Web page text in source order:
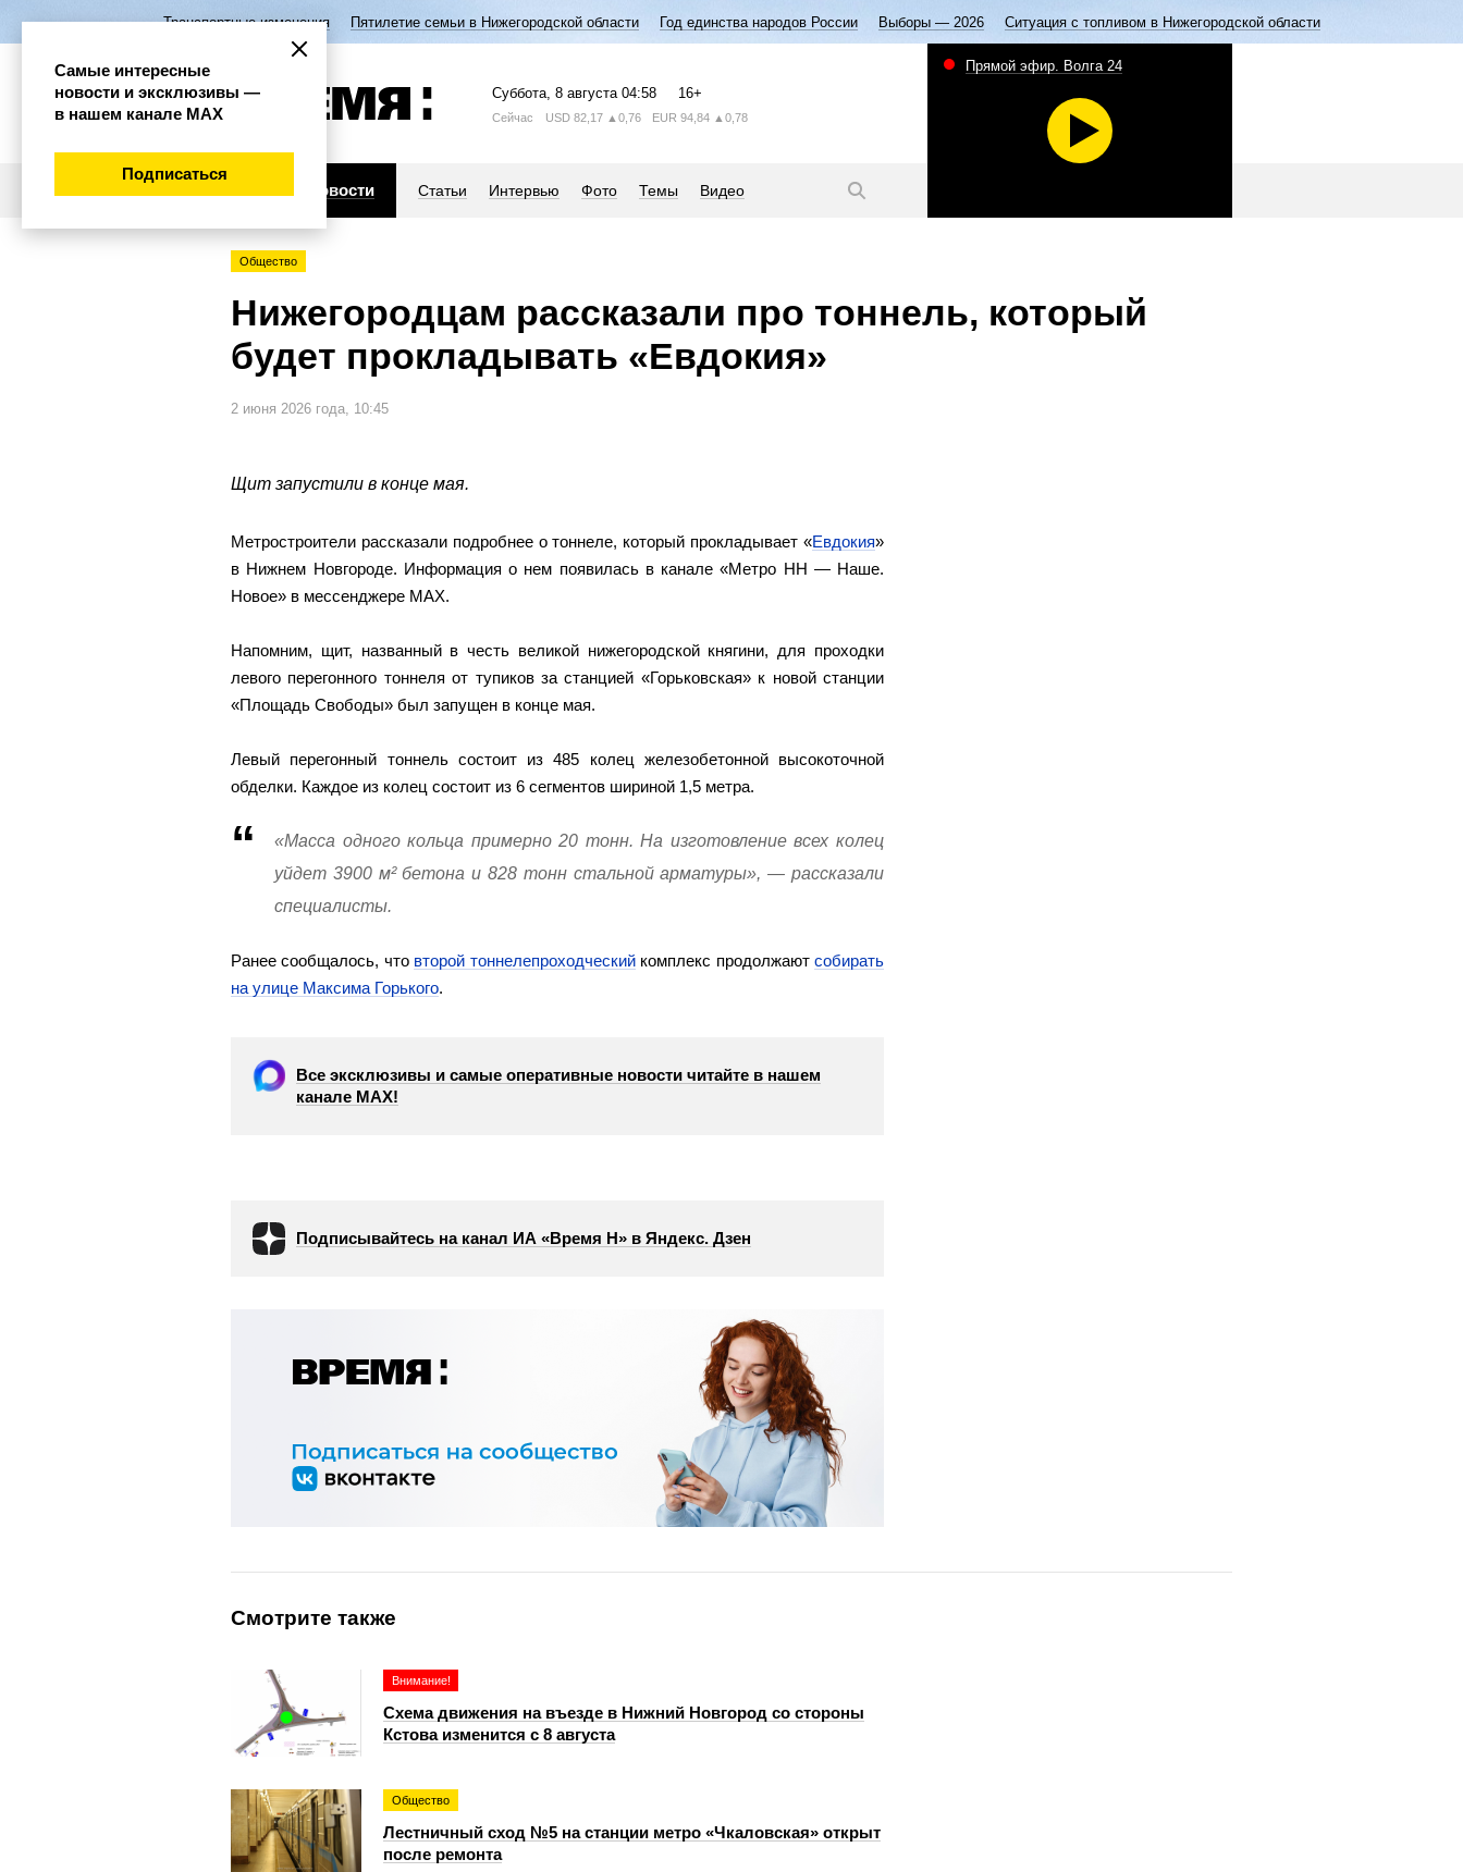
Транспортные изменения Пятилетие семьи в Нижегородской области Год единства народов России Выборы — 2026 Ситуация с топливом в Нижегородской области
Суббота, 8 августа 04:58 16+
Сейчас USD 82,17 ▲0,76 EUR 94,84 ▲0,78
Новости Статьи Интервью Фото Темы Видео
Прямой эфир. Волга 24
Общество
Нижегородцам рассказали про тоннель, который
будет прокладывать «Евдокия»
2 июня 2026 года, 10:45
Щит запустили в конце мая.
Метростроители рассказали подробнее о тоннеле, который прокладывает «Евдокия»
в Нижнем Новгороде. Информация о нем появилась в канале «Метро НН — Наше.
Новое» в мессенджере МАХ.
Напомним, щит, названный в честь великой нижегородской княгини, для проходки
левого перегонного тоннеля от тупиков за станцией «Горьковская» к новой станции
«Площадь Свободы» был запущен в конце мая.
Левый перегонный тоннель состоит из 485 колец железобетонной высокоточной
обделки. Каждое из колец состоит из 6 сегментов шириной 1,5 метра.
«Масса одного кольца примерно 20 тонн. На изготовление всех колец
уйдет 3900 м² бетона и 828 тонн стальной арматуры», — рассказали
специалисты.
Ранее сообщалось, что второй тоннелепроходческийкомплекс продолжаютсобирать
на улице Максима Горького.
Все эксклюзивы и самые оперативные новости читайте в нашем
канале МАХ!
Подписывайтесь на канал ИА «Время Н» в Яндекс. Дзен
Смотрите также
Внимание!
Схема движения на въезде в Нижний Новгород со стороны
Кстова изменится с 8 августа
Общество
Лестничный сход №5 на станции метро «Чкаловская» открыт
после ремонта
Самые интересные
новости и эксклюзивы —
в нашем канале МАХ
Подписаться